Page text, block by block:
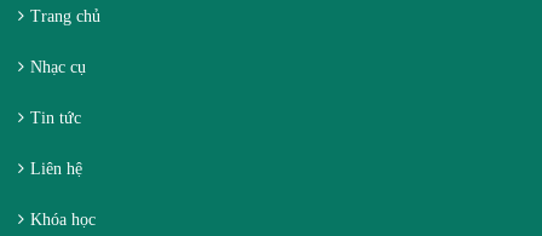
Trang chủ
Nhạc cụ
Tin tức
Liên hệ
Khóa học